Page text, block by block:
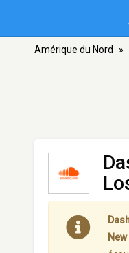
Amérique du Nord »